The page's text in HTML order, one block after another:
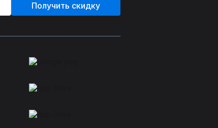
Получить скидку